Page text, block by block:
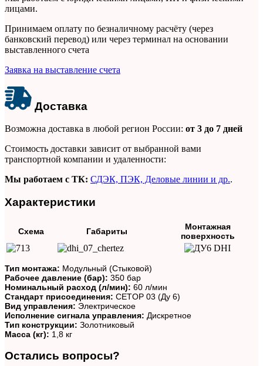
лицами.
Принимаем оплату по безналичному расчёту (через
банковский перевод) или через терминал на основании
выставленного счета
Заявка на выставление счета
Доставка
Возможна доставка в любой регион России: от 3 до 7 дней
Стоимость доставки зависит от выбранной вами
транспортной компании и удаленности:
Мы работаем с ТК: СДЭК, ПЭК, Деловые линии и др..
Характеристики
Схема Габариты
Монтажная
поверхность
Тип монтажа: Модульный (Стыковой)
Рабочее давление (бар): 350 бар
Номинальный расход (л/мин): 60 л/мин
Стандарт присоединения: CETOP 03 (Ду 6)
Вид управления: Электрическое
Исполнение сигнала управления: Дискретное
Тип конструкции: Золотниковый
Масса (кг): 1,8 кг
Остались вопросы?